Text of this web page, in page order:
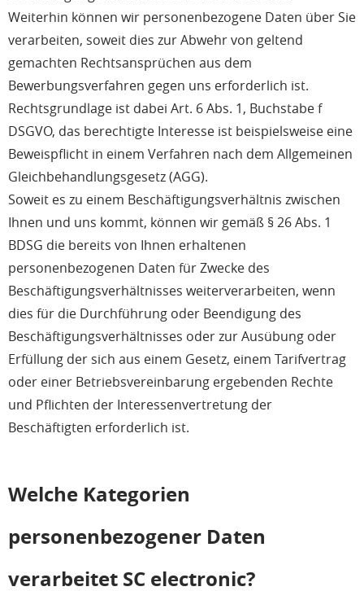
Weiterhin können wir personenbezogene Daten über Sie
verarbeiten, soweit dies zur Abwehr von geltend
gemachten Rechtsansprüchen aus dem
Bewerbungsverfahren gegen uns erforderlich ist.
Rechtsgrundlage ist dabei Art. 6 Abs. 1, Buchstabe f
DSGVO, das berechtigte Interesse ist beispielsweise eine
Beweispflicht in einem Verfahren nach dem Allgemeinen
Gleichbehandlungsgesetz (AGG).
Soweit es zu einem Beschäftigungsverhältnis zwischen
Ihnen und uns kommt, können wir gemäß § 26 Abs. 1
BDSG die bereits von Ihnen erhaltenen
personenbezogenen Daten für Zwecke des
Beschäftigungsverhältnisses weiterverarbeiten, wenn
dies für die Durchführung oder Beendigung des
Beschäftigungsverhältnisses oder zur Ausübung oder
Erfüllung der sich aus einem Gesetz, einem Tarifvertrag
oder einer Betriebsvereinbarung ergebenden Rechte
und Pflichten der Interessenvertretung der
Beschäftigten erforderlich ist.
Welche Kategorien
personenbezogener Daten
verarbeitet SC electronic?